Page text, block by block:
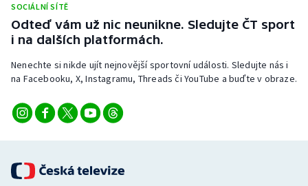
Triatlon
Veslování
Ostatní
SOCIÁLNÍ SÍTĚ
Odteď vám už nic neunikne. Sledujte ČT sport
i na dalších platformách.
Nenechte si nikde ujít nejnovější sportovní události. Sledujte nás i
na Facebooku, X, Instagramu, Threads či YouTube a buďte v obraze.